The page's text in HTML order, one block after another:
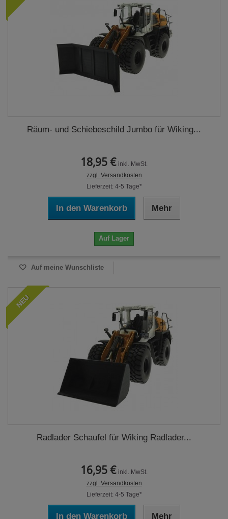
Räum- und Schiebeschild Jumbo für Wiking...
18,95 € inkl. MwSt.
zzgl. Versandkosten
Lieferzeit: 4-5 Tage*
In den Warenkorb Mehr
Auf Lager
Auf meine Wunschliste
NEU
Radlader Schaufel für Wiking Radlader...
16,95 € inkl. MwSt.
zzgl. Versandkosten
Lieferzeit: 4-5 Tage*
In den Warenkorb Mehr